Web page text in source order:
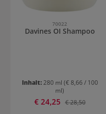
70022
Davines OI Shampoo
Inhalt:280 ml (€ 8,66 / 100
ml)
Verkaufspreis:
€ 24,25 Regulärer Preis:
€ 28,50